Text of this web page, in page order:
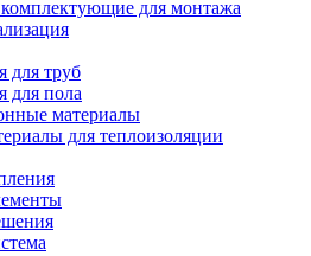
для монтажа
для труб
для пола
материалы
для теплоизоляции